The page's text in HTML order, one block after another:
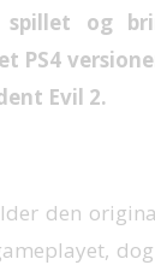
og
PS4
Evil 2.
den